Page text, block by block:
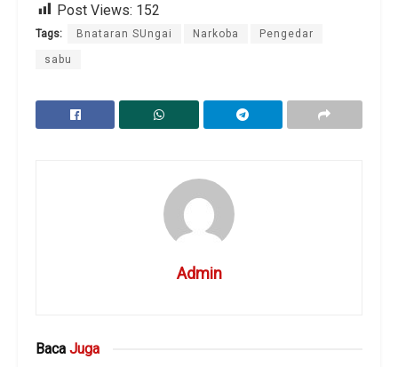
Post Views: 152
Tags: Bnataran SUngai Narkoba Pengedar
sabu
Admin
Baca Juga